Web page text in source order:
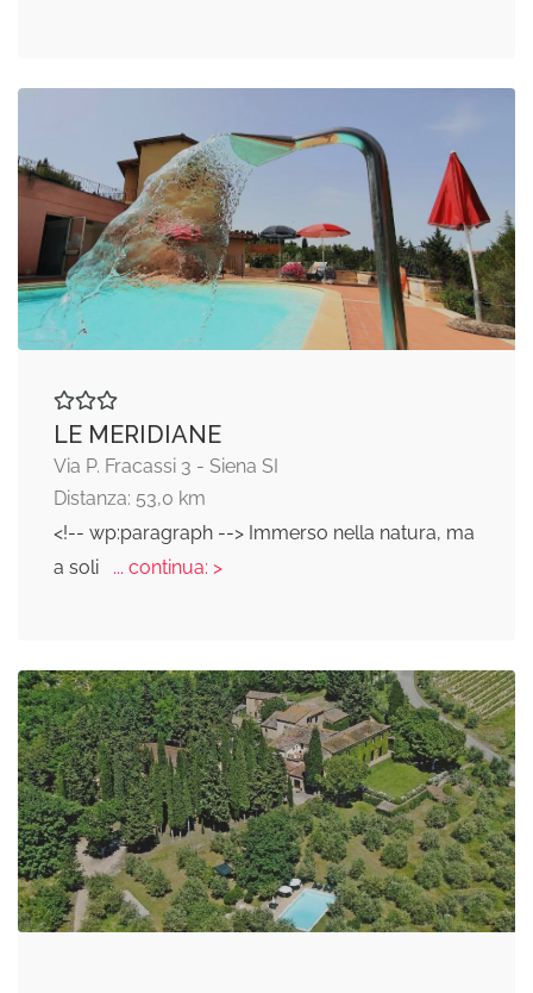
LE MERIDIANE
Via P. Fracassi 3 - Siena SI
Distanza: 53,0 km
<!-- wp:paragraph --> Immerso nella natura, ma
a soli
... continua: >